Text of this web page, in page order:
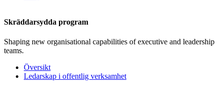
Skräddarsydda program
Shaping new organisational capabilities of executive and leadership
teams.
Översikt
Ledarskap i offentlig verksamhet